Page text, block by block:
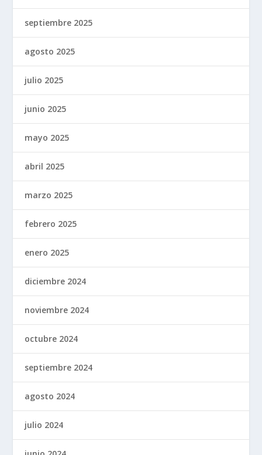
septiembre 2025
agosto 2025
julio 2025
junio 2025
mayo 2025
abril 2025
marzo 2025
febrero 2025
enero 2025
diciembre 2024
noviembre 2024
octubre 2024
septiembre 2024
agosto 2024
julio 2024